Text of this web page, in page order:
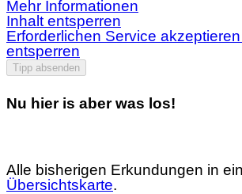
Mehr Informationen
Inhalt entsperren
Erforderlichen Service
entsperren
Tipp absenden
Nu hier is aber was los!
Alle bisherigen Erkundungen in
Übersichtskarte.